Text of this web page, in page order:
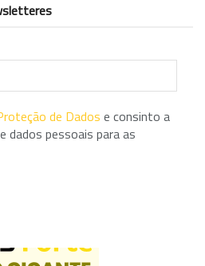
de Dados e consinto a
dados pessoais para as